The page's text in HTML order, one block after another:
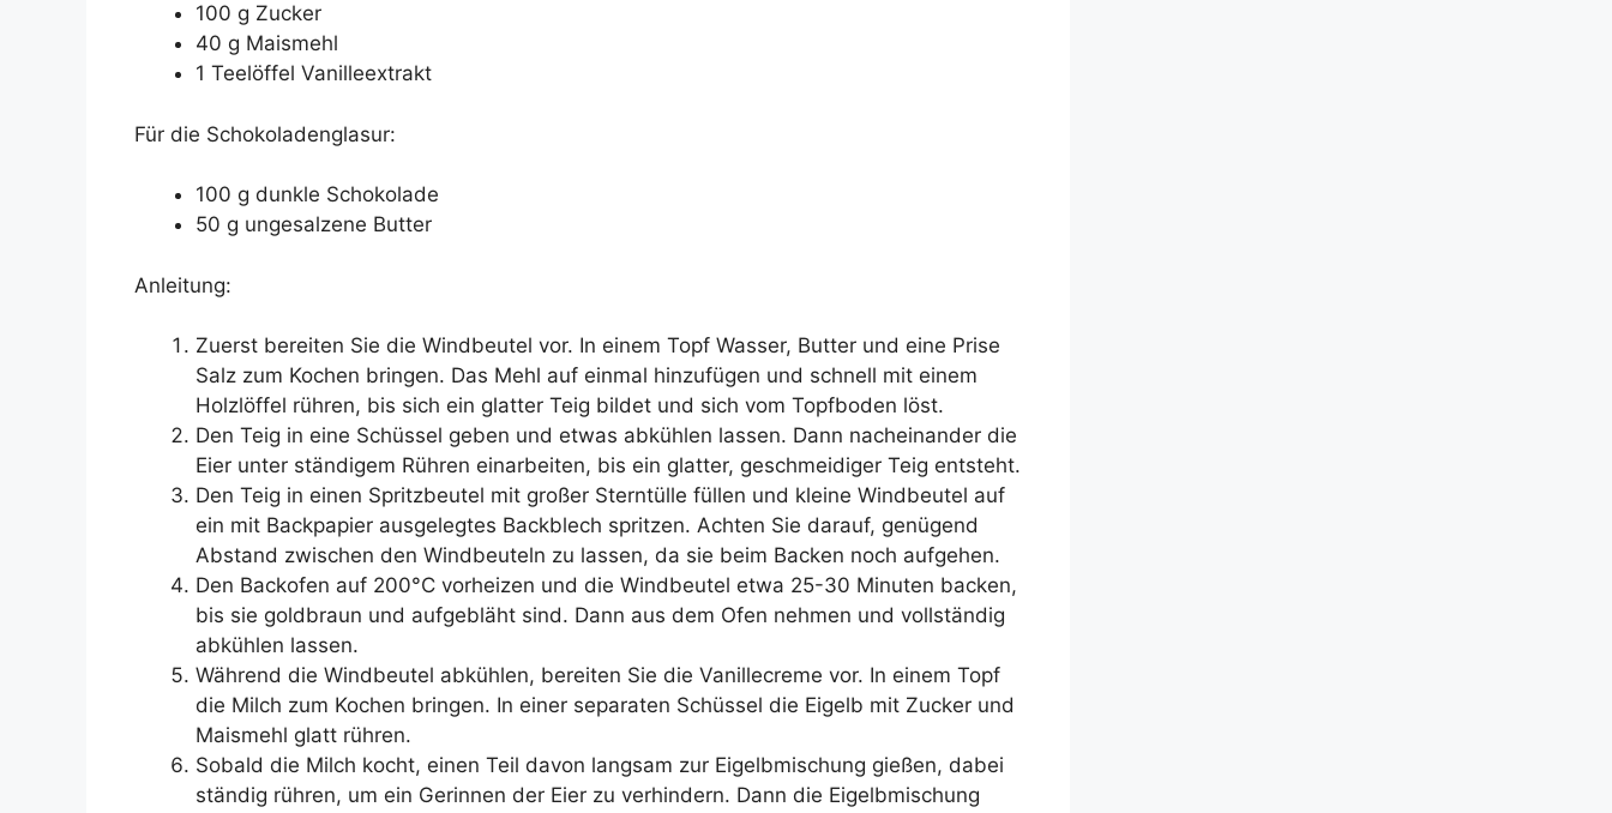
100 g Zucker
40 g Maismehl
1 Teelöffel Vanilleextrakt
Für die Schokoladenglasur:
100 g dunkle Schokolade
50 g ungesalzene Butter
Anleitung:
Zuerst bereiten Sie die Windbeutel vor. In einem Topf Wasser, Butter und eine Prise
Salz zum Kochen bringen. Das Mehl auf einmal hinzufügen und schnell mit einem
Holzlöffel rühren, bis sich ein glatter Teig bildet und sich vom Topfboden löst.
Den Teig in eine Schüssel geben und etwas abkühlen lassen. Dann nacheinander die
Eier unter ständigem Rühren einarbeiten, bis ein glatter, geschmeidiger Teig entsteht.
Den Teig in einen Spritzbeutel mit großer Sterntülle füllen und kleine Windbeutel auf
ein mit Backpapier ausgelegtes Backblech spritzen. Achten Sie darauf, genügend
Abstand zwischen den Windbeuteln zu lassen, da sie beim Backen noch aufgehen.
Den Backofen auf 200°C vorheizen und die Windbeutel etwa 25-30 Minuten backen,
bis sie goldbraun und aufgebläht sind. Dann aus dem Ofen nehmen und vollständig
abkühlen lassen.
Während die Windbeutel abkühlen, bereiten Sie die Vanillecreme vor. In einem Topf
die Milch zum Kochen bringen. In einer separaten Schüssel die Eigelb mit Zucker und
Maismehl glatt rühren.
Sobald die Milch kocht, einen Teil davon langsam zur Eigelbmischung gießen, dabei
ständig rühren, um ein Gerinnen der Eier zu verhindern. Dann die Eigelbmischung